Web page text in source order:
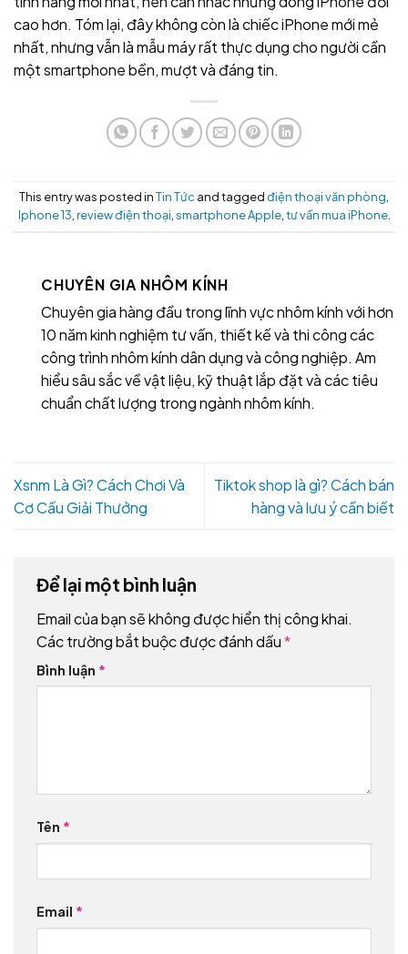
cao hơn. Tóm lại, đây không còn là chiếc iPhone mới mẻ
nhất, nhưng vẫn là mẫu máy rất thực dụng cho người cần
một smartphone bền, mượt và đáng tin.
This entry was posted inTin Tức and taggedđiện thoại văn phòng
Iphone 13 review điện thoại smartphone Apple, tư vấn mua iPhone.
CHUYÊN GIA NHÔM KÍNH
Chuyên gia hàng đầu trong lĩnh vực nhôm kính với hơn
10 năm kinh nghiệm tư vấn, thiết kế và thi công các
công trình nhôm kính dân dụng và công nghiệp. Am
hiểu sâu sắc về vật liệu, kỹ thuật lắp đặt và các tiêu
chuẩn chất lượng trong ngành nhôm kính.
Xsnm Là Gì? Cách Chơi Và
Cơ Cấu Giải Thưởng
Tiktok shop là gì? Cách bán
hàng và lưu ý cần biết
Để lại một bình luận
Email của bạn sẽ không được hiển thị công khai.
Các trường bắt buộc được đánh dấu*
Bình luận *
Tên *
Email *